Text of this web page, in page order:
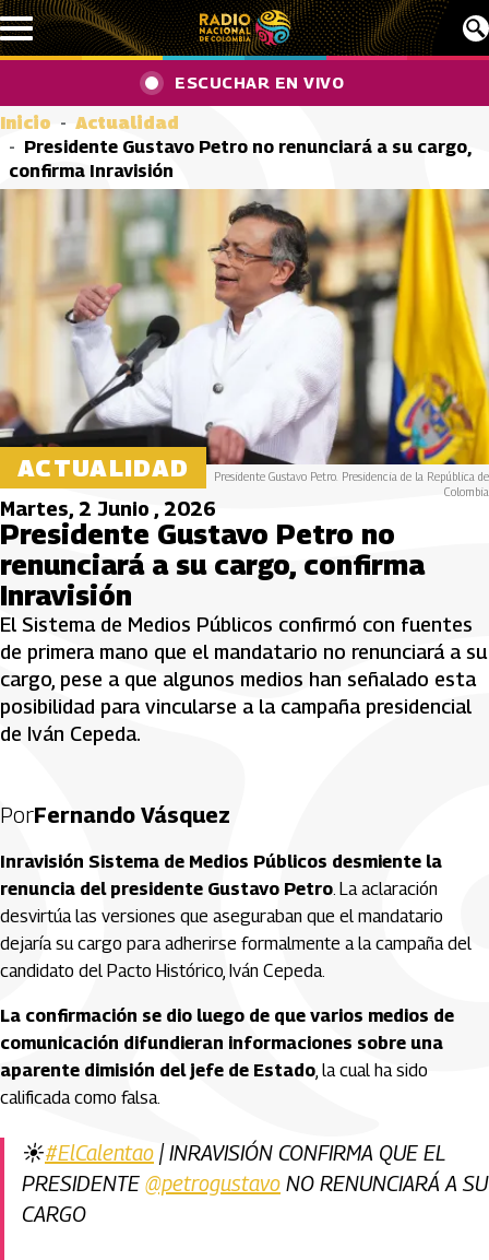
Pasar al contenido principal
ESCUCHAR EN VIVO
Inicio
Actualidad
Presidente Gustavo Petro no renunciará a su cargo,
confirma Inravisión
ACTUALIDAD
Presidente Gustavo Petro. Presidencia de la República de
Colombia
Martes, 2 Junio , 2026
Presidente Gustavo Petro no
renunciará a su cargo, confirma
Inravisión
El Sistema de Medios Públicos confirmó con fuentes
de primera mano que el mandatario no renunciará a su
cargo, pese a que algunos medios han señalado esta
posibilidad para vincularse a la campaña presidencial
de Iván Cepeda.
PorFernando Vásquez
Inravisión Sistema de Medios Públicos desmiente la
renuncia del presidente Gustavo Petro. La aclaración
desvirtúa las versiones que aseguraban que el mandatario
dejaría su cargo para adherirse formalmente a la campaña del
candidato del Pacto Histórico, Iván Cepeda.
La confirmación se dio luego de que varios medios de
comunicación difundieran informaciones sobre una
aparente dimisión del jefe de Estado, la cual ha sido
calificada como falsa.
☀️#ElCalentao | INRAVISIÓN CONFIRMA QUE EL
PRESIDENTE @petrogustavo NO RENUNCIARÁ A SU
CARGO